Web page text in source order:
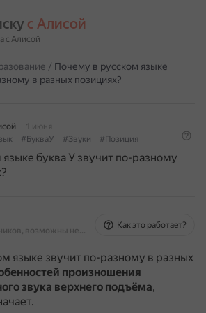
с Алисой
с Алисой
/ Почему в русском языке
в разных позициях?
1 июня
#БукваУ #Звуки #Позиция
буква У звучит по-разному
На основе источников, возможны неточности
Как это работает?
языке звучит по-разному в разных
произношения
звука верхнего подъёма,